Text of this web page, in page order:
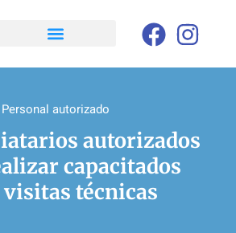
Personal autorizado
autorizados
capacitados
técnicas